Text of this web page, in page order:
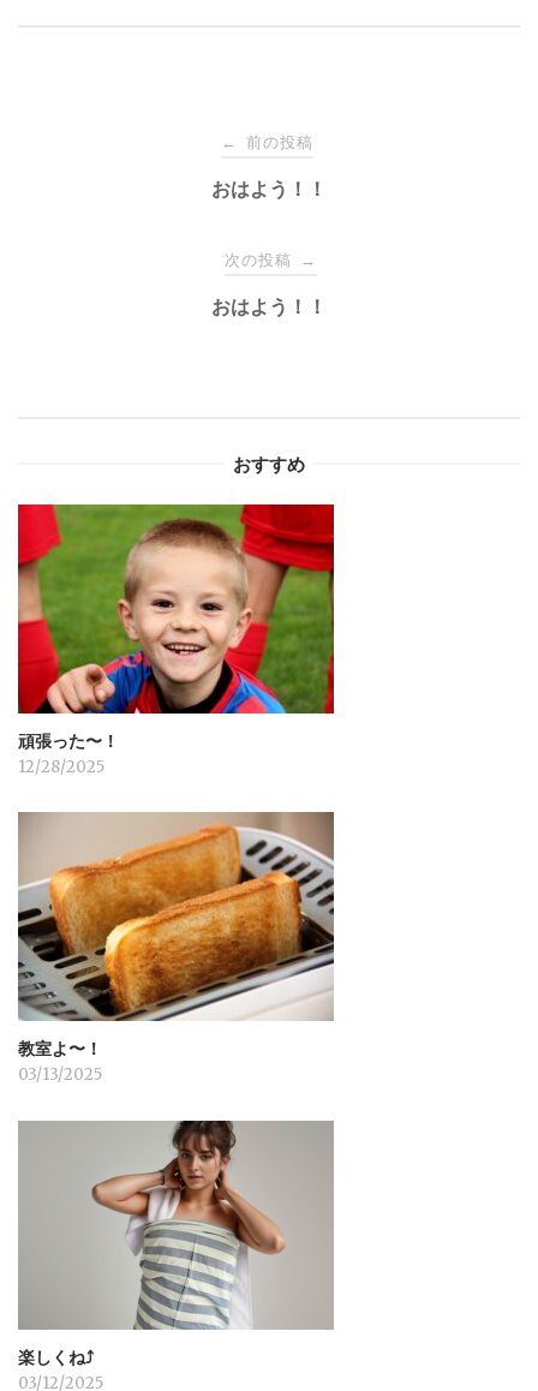
シ
ョ
ン
← 前の投稿
おはよう！！
次の投稿 →
おはよう！！
おすすめ
頑張った〜！
12/28/2025
教室よ〜！
03/13/2025
楽しくね⤴︎
03/12/2025